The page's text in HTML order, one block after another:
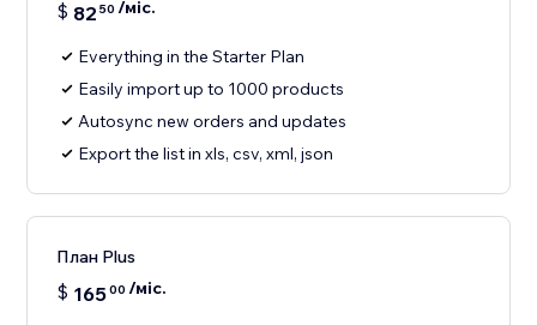
$ 82 50 /міс.
Everything in the Starter Plan
Easily import up to 1000 products
Autosync new orders and updates
Export the list in xls, csv, xml, json
План Plus
$ 16500 /міс.